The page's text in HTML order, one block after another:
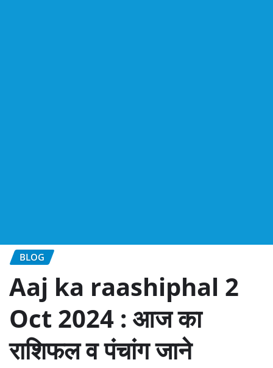
BLOG
Aaj ka raashiphal 2
Oct 2024 : आज का
राशिफल व पंचांग जाने